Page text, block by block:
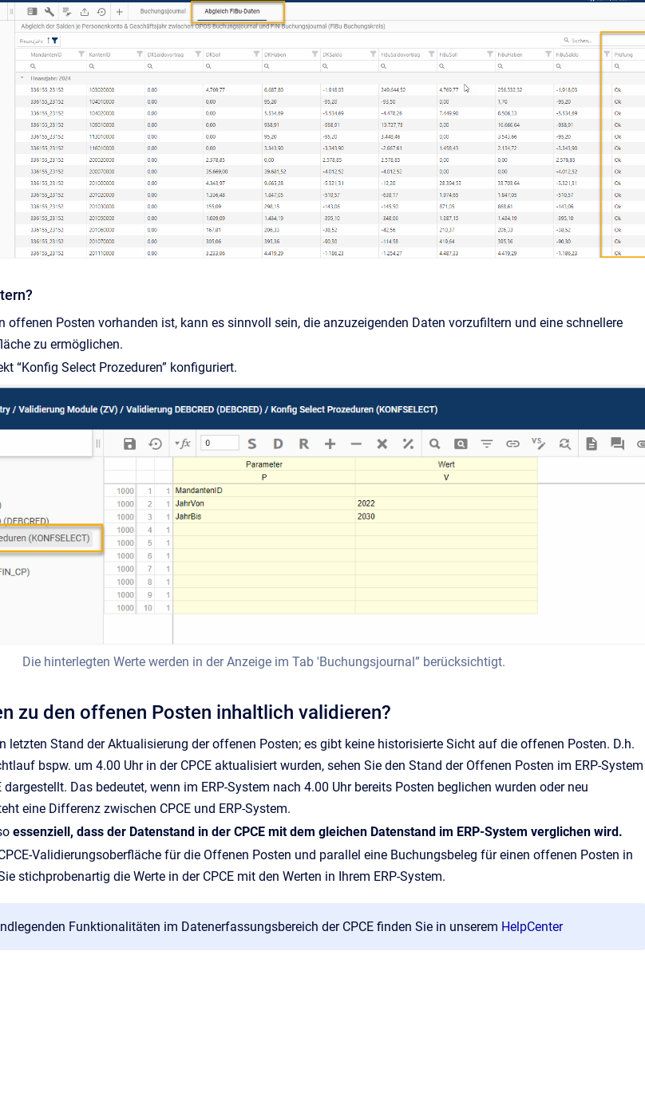
offenen Posten vorhanden ist, kann es sinnvoll sein, die anzuzeigenden Daten vorzufiltern und eine schnellere
zu ermöglichen.
“Konfig Select Prozeduren” konfiguriert.
Die hinterlegten Werte werden in der Anzeige im Tab 'Buchungsjournal” berücksichtigt.
zu den offenen Posten inhaltlich validieren?
letzten Stand der Aktualisierung der offenen Posten; es gibt keine historisierte Sicht auf die offenen Posten. D.h.
bspw. um 4.00 Uhr in der CPCE aktualisiert wurden, sehen Sie den Stand der Offenen Posten im ERP-System
Das bedeutet, wenn im ERP-System nach 4.00 Uhr bereits Posten beglichen wurden oder neu
eine Differenz zwischen CPCE und ERP-System.
essenziell, dass der Datenstand in der CPCE mit dem gleichen Datenstand im ERP-System verglichen wird.
Validierungsoberfläche für die Offenen Posten und parallel eine Buchungsbeleg für einen offenen Posten in
stichprobenartig die Werte in der CPCE mit den Werten in Ihrem ERP-System.
Funktionalitäten im Datenerfassungsbereich der CPCE finden Sie in unserem HelpCenter